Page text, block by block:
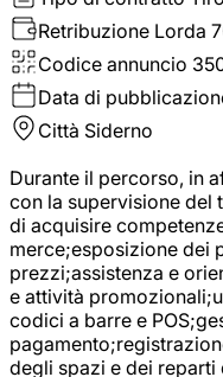
Retribuzione Lorda
Codice annuncio
Data di
Città Siderno
Durante il percorso, in
con la supervisione del
di acquisire
merce;esposizione dei
prezzi;assistenza e
e attività
codici a barre e
degli spazi e dei